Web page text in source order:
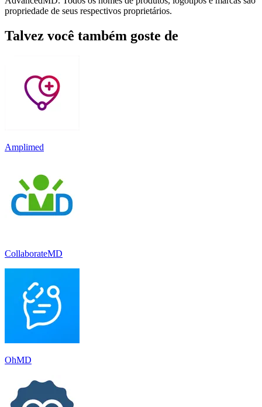
propriedade de seus respectivos proprietários.
Talvez você também goste de
Amplimed
CollaborateMD
OhMD